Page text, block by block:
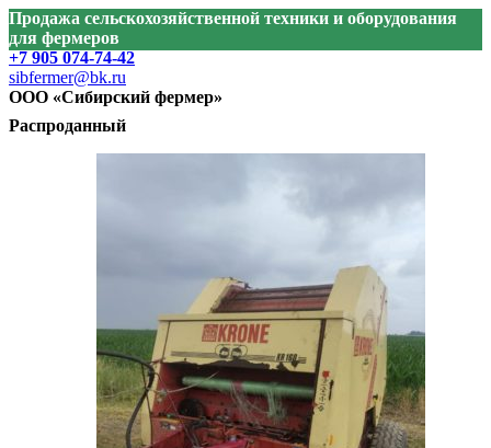
Продажа сельскохозяйственной техники и оборудования
для фермеров
+7 905 074-74-42
sibfermer@bk.ru
ООО «Сибирский фермер»
Распроданный